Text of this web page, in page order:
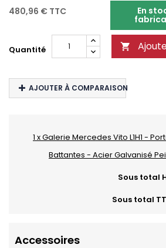
480,96 € TTC En
Quantité 
AJOUTER À COMPARAISON
1 x Galerie Mercedes Vito L1H1 -
Battantes - Acier Galvanisé
Sous total
Sous total
Accessoires